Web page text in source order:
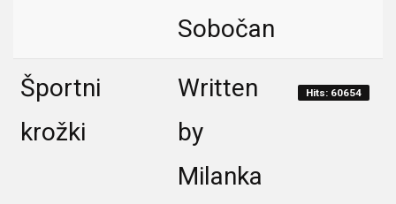
Sobočan
Športni
krožki
Written
by
Milanka
Hits: 60654